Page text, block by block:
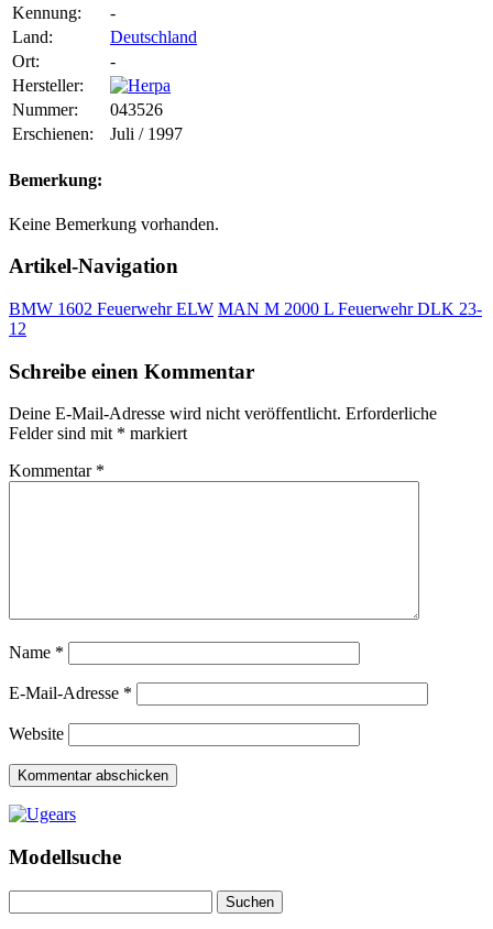
Kennung:
-
Land:
Deutschland
Ort:
-
Hersteller:
Nummer:
043526
Erschienen:
Juli / 1997
Bemerkung:
Keine Bemerkung vorhanden.
Artikel-Navigation
BMW 1602 Feuerwehr ELW MAN M 2000 L Feuerwehr DLK 23-
12
Schreibe einen Kommentar
Deine E-Mail-Adresse wird nicht veröffentlicht. Erforderliche
Felder sind mit * markiert
Kommentar *
Name *
E-Mail-Adresse *
Website
Modellsuche
nach: